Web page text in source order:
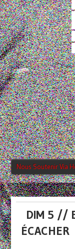
Nous Soutenir Via
DIM 5 //
ÉCACHER